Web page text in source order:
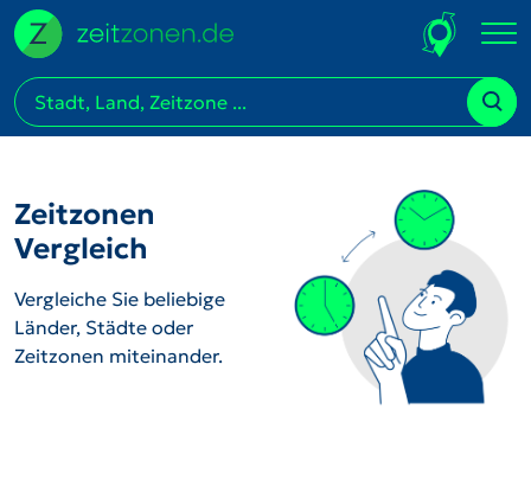
Zeitzonen
Vergleich
Vergleiche Sie beliebige
Länder, Städte oder
Zeitzonen miteinander.